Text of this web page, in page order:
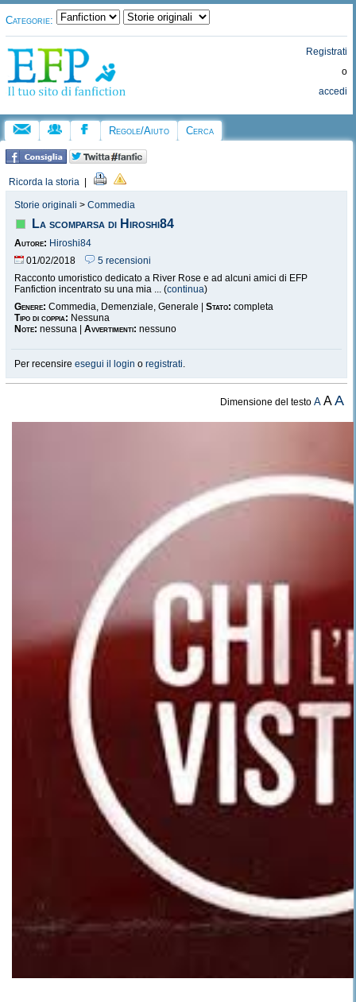
Categorie:
Registrati
o
accedi
Regole/Aiuto Cerca
Ricorda la storia
Storie originali > Commedia
La scomparsa di Hiroshi84
Autore: Hiroshi84
01/02/2018
5 recensioni
Racconto umoristico dedicato a River Rose e ad alcuni amici di EFP
Fanfiction incentrato su una mia ... (continua)
Genere: Commedia, Demenziale, Generale | Stato: completa
Tipo di coppia: Nessuna
Note: nessuna | Avvertimenti: nessuno
Per recensire esegui il login o registrati.
Dimensione del testoA AA